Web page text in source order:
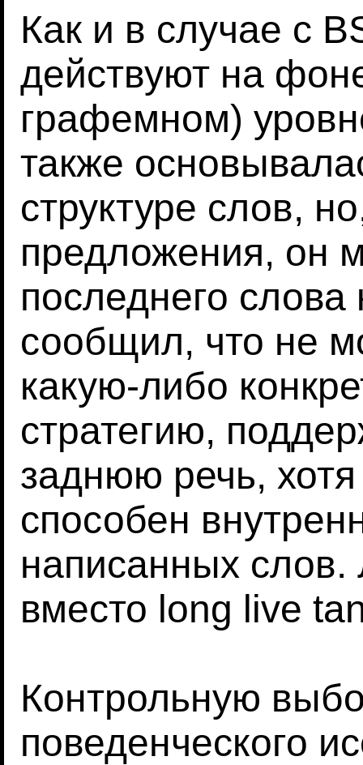
Как и в случае с
действуют на
графемном)
также
структуре слов,
предложения, он
последнего
сообщил, что не
какую-либо
стратегию,
заднюю речь,
способен
написанных
вместо long live
Контрольную
поведенческого